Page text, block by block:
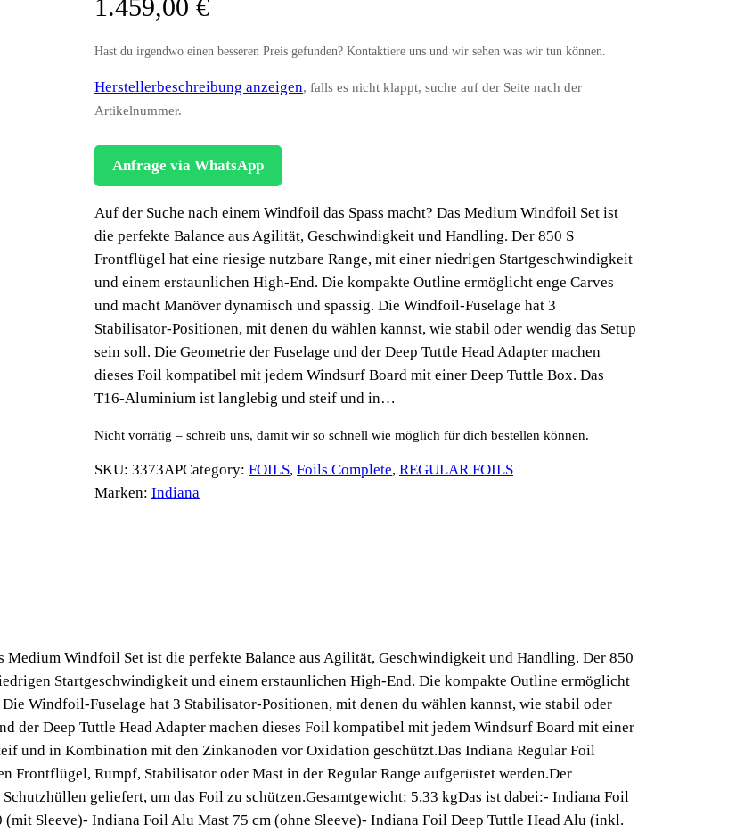
1.459,00 €
Hast du irgendwo einen besseren Preis gefunden? Kontaktiere uns und wir sehen was wir tun können.
Herstellerbeschreibung anzeigen, falls es nicht klappt, suche auf der Seite nach der
Artikelnummer.
Anfrage via WhatsApp
Auf der Suche nach einem Windfoil das Spass macht? Das Medium Windfoil Set ist
die perfekte Balance aus Agilität, Geschwindigkeit und Handling. Der 850 S
Frontflügel hat eine riesige nutzbare Range, mit einer niedrigen Startgeschwindigkeit
und einem erstaunlichen High-End. Die kompakte Outline ermöglicht enge Carves
und macht Manöver dynamisch und spassig. Die Windfoil-Fuselage hat 3
Stabilisator-Positionen, mit denen du wählen kannst, wie stabil oder wendig das Setup
sein soll. Die Geometrie der Fuselage und der Deep Tuttle Head Adapter machen
dieses Foil kompatibel mit jedem Windsurf Board mit einer Deep Tuttle Box. Das
T16-Aluminium ist langlebig und steif und in…
Nicht vorrätig – schreib uns, damit wir so schnell wie möglich für dich bestellen können.
SKU: 3373APCategory: FOILS, Foils Complete, REGULAR FOILS
Marken: Indiana
Medium Windfoil Set ist die perfekte Balance aus Agilität, Geschwindigkeit und Handling. Der 850
Startgeschwindigkeit und einem erstaunlichen High-End. Die kompakte Outline ermöglicht
Windfoil-Fuselage hat 3 Stabilisator-Positionen, mit denen du wählen kannst, wie stabil oder
der Deep Tuttle Head Adapter machen dieses Foil kompatibel mit jedem Windsurf Board mit einer
und in Kombination mit den Zinkanoden vor Oxidation geschützt.Das Indiana Regular Foil
Frontflügel, Rumpf, Stabilisator oder Mast in der Regular Range aufgerüstet werden.Der
geliefert, um das Foil zu schützen.Gesamtgewicht: 5,33 kgDas ist dabei:- Indiana Foil
Sleeve)- Indiana Foil Alu Mast 75 cm (ohne Sleeve)- Indiana Foil Deep Tuttle Head Alu (inkl.